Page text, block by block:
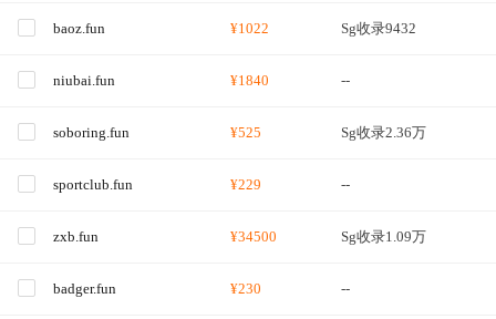
baoz.fun ¥1022 Sg收录9432
niubai.fun ¥1840 --
soboring.fun ¥525 Sg收录2.36万
sportclub.fun ¥229 --
zxb.fun ¥34500 Sg收录1.09万
badger.fun ¥230 --